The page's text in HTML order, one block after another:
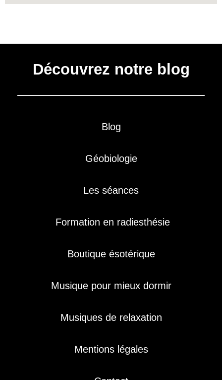
Découvrez notre blog
Blog
Géobiologie
Les séances
Formation en radiesthésie
Boutique ésotérique
Musique pour mieux dormir
Musiques de relaxation
Mentions légales